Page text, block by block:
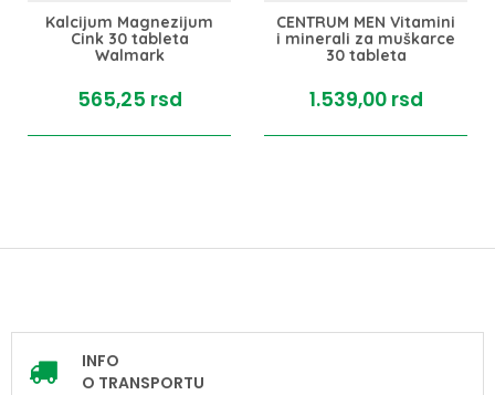
Kalcijum Magnezijum
Cink 30 tableta
Walmark
565,25 rsd
CENTRUM MEN Vitamini
i minerali za muškarce
30 tableta
1.539,00 rsd
INFO
O TRANSPORTU